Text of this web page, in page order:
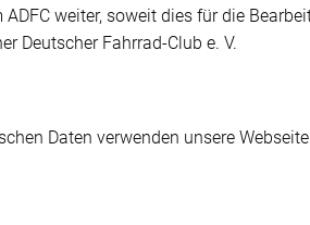
weiter, soweit dies für die
Deutscher Fahrrad-Club e. V.
Daten verwenden unsere